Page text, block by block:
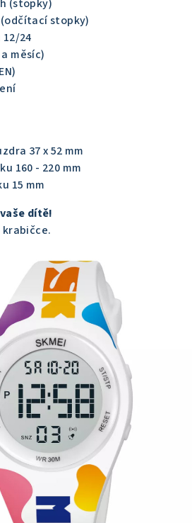
(stopky)
stopky)
24
měsíc)
37 x 52 mm
160 - 220 mm
15 mm
dítě!
krabičce.